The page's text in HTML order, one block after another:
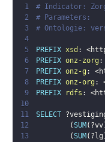
1
# Indicator:
2
# Parameters:
3
# Ontologie:
4
5
PREFIX xsd : <
6
PREFIX onz-zorg :
7
PREFIX onz-g : <
8
PREFIX onz-org :
9
PREFIX rdfs : <
10
11
SELECT
12
(SUM ( ?vv
13
(SUM ( ?lg